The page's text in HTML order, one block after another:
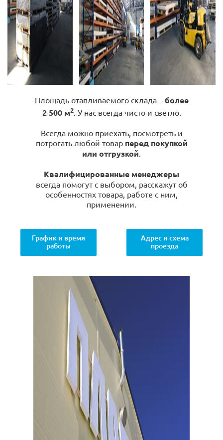
Площадь отапливаемого склада – более
2 500 м2. У нас всегда чисто и светло.
Всегда можно приехать, посмотреть и
потрогать любой товар перед покупкой
или отгрузкой.
Квалифицированные менеджеры
всегда помогут с выбором, расскажут об
особенностях товара, работе с ним,
применении.
График и время
работы
Адрес и схема
проезда